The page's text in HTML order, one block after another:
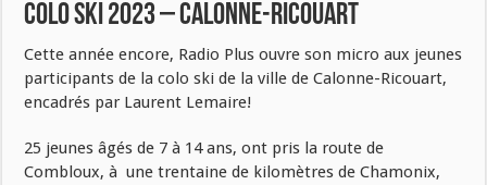
Colo ski 2023 – Calonne-Ricouart
Cette année encore, Radio Plus ouvre son micro aux jeunes
participants de la colo ski de la ville de Calonne-Ricouart,
encadrés par Laurent Lemaire!
25 jeunes âgés de 7 à 14 ans, ont pris la route de
Combloux, à une trentaine de kilomètres de Chamonix,